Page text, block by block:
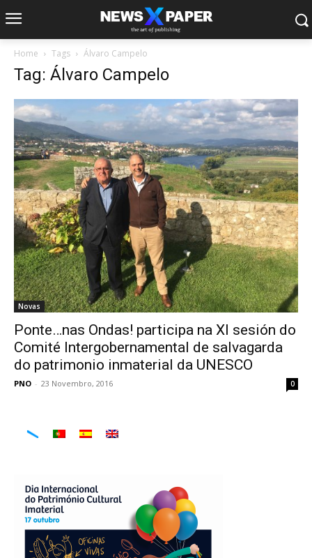
Home Tags Álvaro Campelo
Tag: Álvaro Campelo
Novas
Ponte…nas Ondas! participa na XI sesión do
Comité Intergobernamental de salvagarda
do patrimonio inmaterial da UNESCO
PNO - 23 Novembro, 2016 0